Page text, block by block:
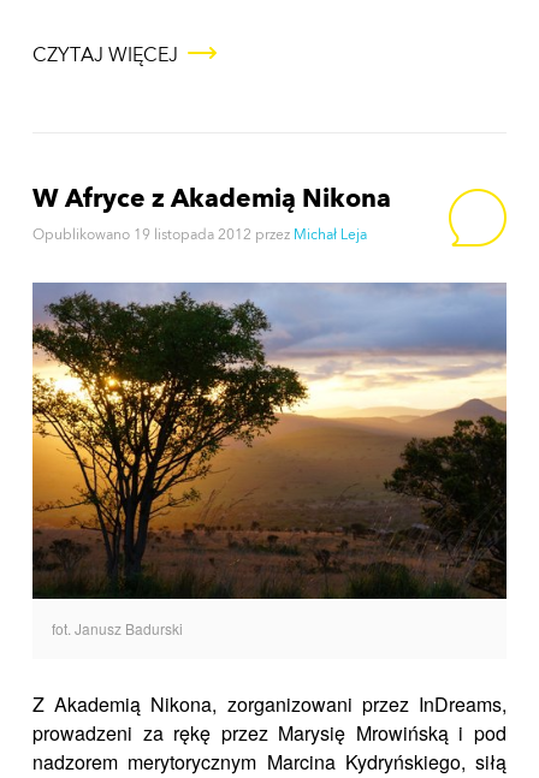
CZYTAJ WIĘCEJ
W Afryce z Akademią Nikona
Opublikowano 19 listopada 2012 przez Michał Leja
fot. Janusz Badurski
Z Akademią Nikona, zorganizowani przez InDreams,
prowadzeni za rękę przez Marysię Mrowińską i pod
nadzorem merytorycznym Marcina Kydryńskiego, siłą